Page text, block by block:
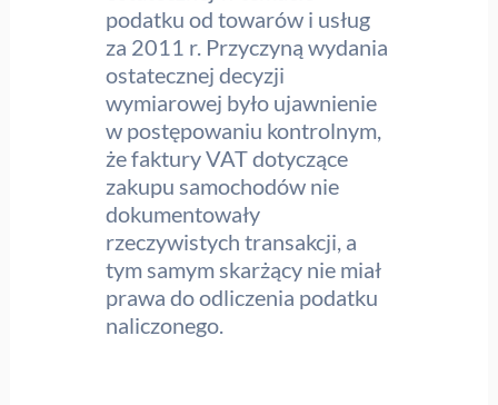
podatku od towarów i usług
za 2011 r. Przyczyną wydania
ostatecznej decyzji
wymiarowej było ujawnienie
w postępowaniu kontrolnym,
że faktury VAT dotyczące
zakupu samochodów nie
dokumentowały
rzeczywistych transakcji, a
tym samym skarżący nie miał
prawa do odliczenia podatku
naliczonego.